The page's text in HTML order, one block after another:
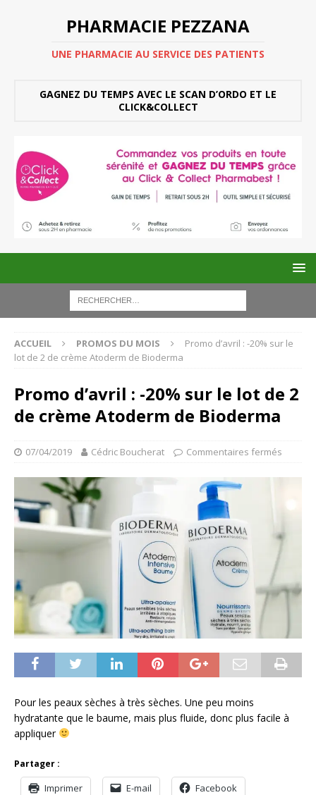
PHARMACIE PEZZANA
UNE PHARMACIE AU SERVICE DES PATIENTS
GAGNEZ DU TEMPS AVEC LE SCAN D’ORDO ET LE
CLICK&COLLECT
ACCUEIL PROMOS DU MOIS
Promo d’avril : -20% sur le
lot de 2 de crème Atoderm de Bioderma
Promo d’avril : -20% sur le lot de 2
de crème Atoderm de Bioderma
07/04/2019 Cédric Boucherat Commentaires fermés
Pour les peaux sèches à très sèches. Une peu moins
hydratante que le baume, mais plus fluide, donc plus facile à
appliquer
Partager :
Imprimer E-mail Facebook